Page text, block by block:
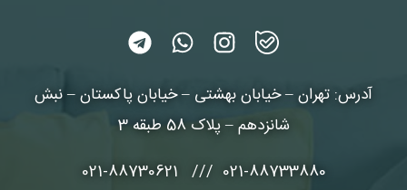
آدرس: تهران – خیابان بهشتی – خیابان پاکستان – نبش
شانزدهم – پلاک 58 طبقه 3
021-88733880 /// 021-88730621